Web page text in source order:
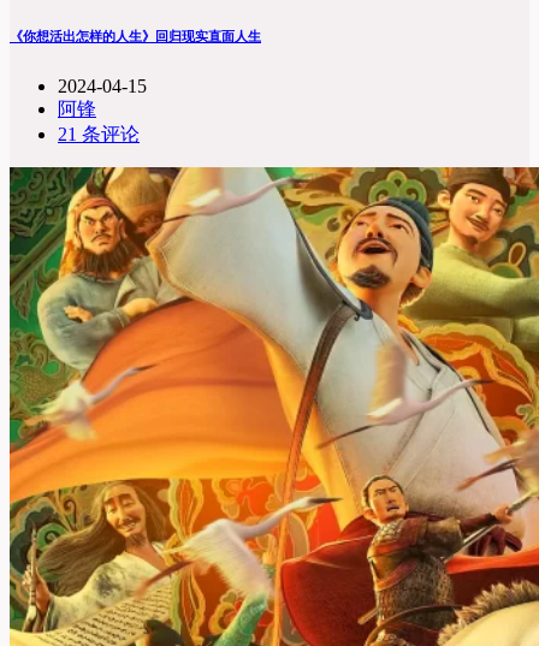
《你想活出怎样的人生》回归现实直面人生
2024-04-15
阿锋
21 条评论